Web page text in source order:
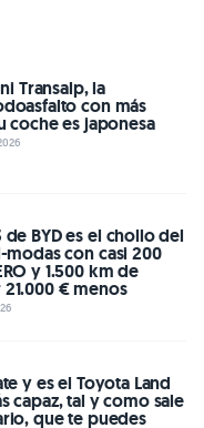
Transalp, la
con más
coche es japonesa
de BYD es el chollo del
con casi 200
y 1.500 km de
€ menos
y es el Toyota Land
capaz, tal y como sale
que te puedes